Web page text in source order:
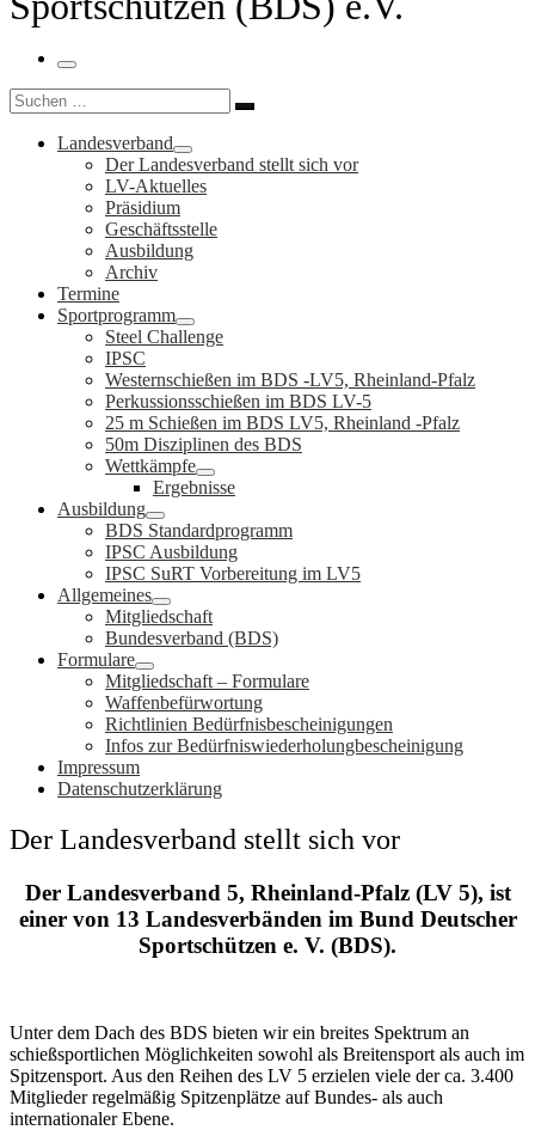
Menü
Suche
Suchen …
Landesverband
Der Landesverband stellt sich vor
LV-Aktuelles
Präsidium
Geschäftsstelle
Ausbildung
Archiv
Termine
Sportprogramm
Steel Challenge
IPSC
Westernschießen im BDS -LV5, Rheinland-Pfalz
Perkussionsschießen im BDS LV-5
25 m Schießen im BDS LV5, Rheinland -Pfalz
50m Disziplinen des BDS
Wettkämpfe
Ergebnisse
Ausbildung
BDS Standardprogramm
IPSC Ausbildung
IPSC SuRT Vorbereitung im LV5
Allgemeines
Mitgliedschaft
Bundesverband (BDS)
Formulare
Mitgliedschaft – Formulare
Waffenbefürwortung
Richtlinien Bedürfnisbescheinigungen
Infos zur Bedürfniswiederholungbescheinigung
Impressum
Datenschutzerklärung
Der Landesverband stellt sich vor
Der Landesverband 5, Rheinland-Pfalz (LV 5), ist
einer von 13 Landesverbänden im Bund Deutscher
Sportschützen e. V. (BDS).
Unter dem Dach des BDS bieten wir ein breites Spektrum an
schießsportlichen Möglichkeiten sowohl als Breitensport als auch im
Spitzensport. Aus den Reihen des LV 5 erzielen viele der ca. 3.400
Mitglieder regelmäßig Spitzenplätze auf Bundes- als auch
internationaler Ebene.